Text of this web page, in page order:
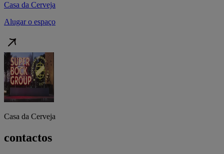
Casa da Cerveja
Alugar o espaço
Casa da Cerveja
contactos